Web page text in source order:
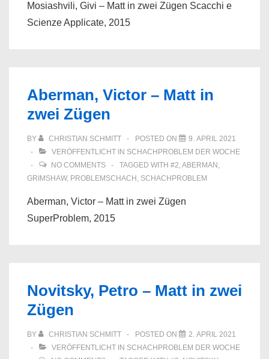
Mosiashvili, Givi – Matt in zwei Zügen Scacchi e
Scienze Applicate, 2015
Aberman, Victor – Matt in
zwei Zügen
BY CHRISTIAN SCHMITT POSTED ON
9. APRIL 2021
VERÖFFENTLICHT IN SCHACHPROBLEM DER WOCHE
NO COMMENTS
TAGGED WITH #2,ABERMAN ,
GRIMSHAW, PROBLEMSCHACH , SCHACHPROBLEM
Aberman, Victor – Matt in zwei Zügen
SuperProblem, 2015
Novitsky, Petro – Matt in zwei
Zügen
BY CHRISTIAN SCHMITT POSTED ON
2. APRIL 2021
VERÖFFENTLICHT IN SCHACHPROBLEM DER WOCHE